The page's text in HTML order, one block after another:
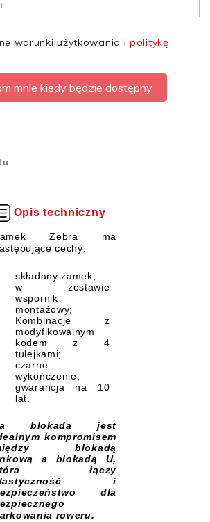
warunki użytkowania ipolitykę
mnie kiedy będzie dostępny
Opis techniczny
Zebra ma
cechy:
składany zamek;
w zestawie
wspornik
montażowy;
Kombinacje z
modyfikowalnym
kodem z 4
tulejkami;
czarne
wykończenie;
gwarancja na 10
lat.
blokada jest
kompromisem
blokadą
a blokadą U,
łączy
i
dla
roweru.